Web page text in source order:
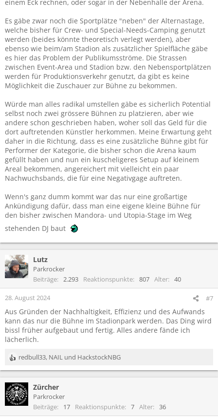
einem Eck rechnen, oder sogar in der Nebenhalle der Arena.
Es gäbe zwar noch die Sportplätze "neben" der Alternastage,
welche bisher für Crew- und Special-Needs-Camping genutzt
werden (beides könnte theoretisch verlegt werden), aber
ebenso wie beim/am Stadion als zusätzlicher Spielfläche gäbe
es hier das Problem der Publikumsströme. Die Strassen
zwischen Event-Area und Stadion bzw. den Nebensportplätzen
werden für Produktionsverkehr genutzt, da gibt es keine
Möglichkeit die Zuschauer zur Bühne zu bekommen.
Würde man alles radikal umstellen gäbe es sicherlich Potential
selbst noch zwei grössere Bühnen zu platzieren, aber wie
andere schon geschrieben haben, woher soll das Geld für die
dort auftretenden Künstler herkommen. Meine Erwartung geht
daher in die Richtung, dass es eine zusätzliche Bühne gibt für
Performer der Kategorie, die bisher schon die Arena kaum
gefüllt haben und nun ein kuscheligeres Setup auf kleinem
Areal bekommen, angereichert mit vielleicht ein paar
Nachwuchsbands, die für eine Negativgage auftreten.
Wenn's ganz dumm kommt war das nur eine großartige
Ankündigung dafür, dass man eine eigene kleine Bühne für
den bisher zwischen Mandora- und Utopia-Stage im Weg
stehenden DJ baut
Lutz
Parkrocker
Beiträge
2.293 Reaktionspunkte 807 Alter 40
28. August 2024 #7
Aus Gründen der Nachhaltigkeit, Effizienz und des Aufwands
kann das nur die Bühne im Stadionpark werden. Das Ding wird
bissl früher aufgebaut und fertig. Alles andere fände ich
lächerlich.
R
e
k
t
i
redbull33, NAIL und HackstockNBG
Zürcher
Parkrocker
Beiträge
17 Reaktionspunkte 7 Alter 36